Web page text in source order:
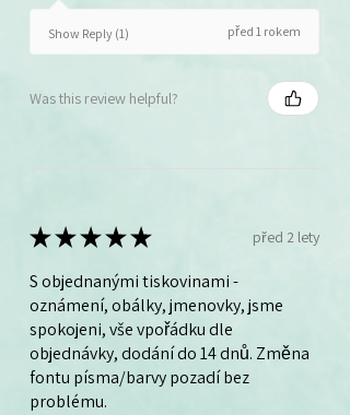
Show Reply (1) před 1 rokem
Was this review helpful?
★★★★★ před 2 lety
S objednanými tiskovinami -
oznámení, obálky, jmenovky, jsme
spokojeni, vše vpořádku dle
objednávky, dodání do 14 dnů. Změna
fontu písma/barvy pozadí bez
problému.